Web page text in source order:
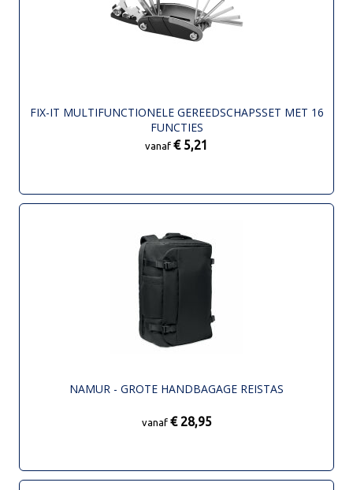
FIX-IT MULTIFUNCTIONELE GEREEDSCHAPSSET MET 16
FUNCTIES
vanaf € 5,21
NAMUR - GROTE HANDBAGAGE REISTAS
vanaf € 28,95